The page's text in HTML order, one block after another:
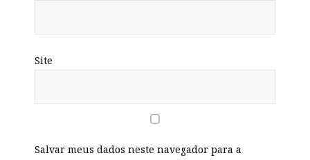
Site
Salvar meus dados neste navegador para a